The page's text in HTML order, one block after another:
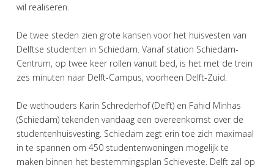
wil realiseren.
De twee steden zien grote kansen voor het huisvesten van
Delftse studenten in Schiedam. Vanaf station Schiedam-
Centrum, op twee keer rollen vanuit bed, is het met de trein
zes minuten naar Delft-Campus, voorheen Delft-Zuid.
De wethouders Karin Schrederhof (Delft) en Fahid Minhas
(Schiedam) tekenden vandaag een overeenkomst over de
studentenhuisvesting. Schiedam zegt erin toe zich maximaal
in te spannen om 450 studentenwoningen mogelijk te
maken binnen het bestemmingsplan Schieveste. Delft zal op